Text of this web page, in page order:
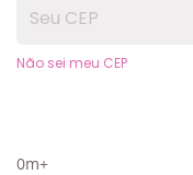
Não sei meu CEP
0m+